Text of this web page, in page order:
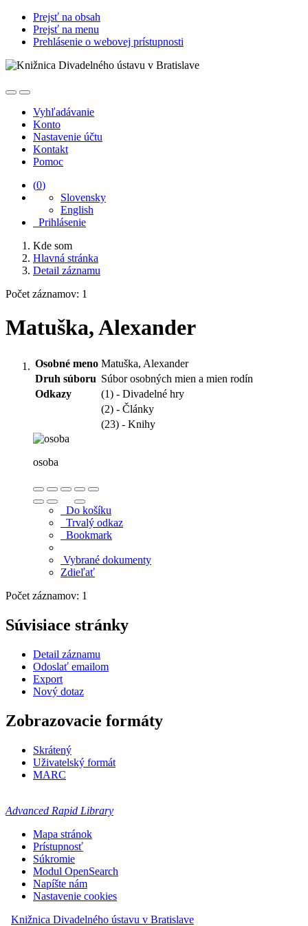
Prejsť na obsah
Prejsť na menu
Prehlásenie o webovej prístupnosti
Vyhľadávanie
Konto
Nastavenie účtu
Kontakt
Pomoc
(0)
Slovensky
English
Prihlásenie
Kde som
Hlavná stránka
Detail záznamu
Počet záznamov: 1
Matuška, Alexander
Osobné meno Matuška, Alexander
Druh súboru Súbor osobných mien a mien rodín
Odkazy
(1) - Divadelné hry
(2) - Články
(23) - Knihy
osoba
Do košíku
Trvalý odkaz
Bookmark
Vybrané dokumenty
Zdieľať
Počet záznamov: 1
Súvisiace stránky
Detail záznamu
Odoslať emailom
Export
Nový dotaz
Zobrazovacie formáty
Skrátený
Uživatelský formát
MARC
Advanced Rapid Library
Mapa stránok
Prístupnosť
Súkromie
Modul OpenSearch
Napíšte nám
Nastavenie cookies
Knižnica Divadelného ústavu v Bratislave